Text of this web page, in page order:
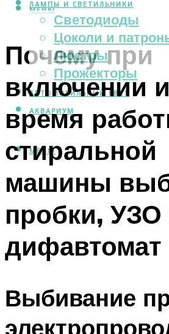
ЛАМПЫ И СВЕТИЛЬНИКИ
Светодиоды
Цоколи и
Люстры
Прожекторы
АВТОМОБИЛЬНЫЙ СВЕТ
АКВАРИУМ
МЕНЮ
МЕНЮ
Почему при
включении
время
стиральной
машины
пробки, УЗО
дифавтомат
Выбивание